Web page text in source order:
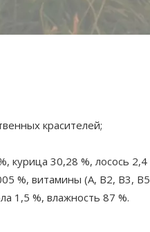
красителей;
30,28 %, лосось
%, витамины (A, B2, B3,
1,5 %, влажность 87 %.